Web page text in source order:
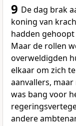
9 De dag brak
koning van
hadden
Maar de rollen
overweldigden
elkaar om zich
aanvallers,
was bang voor
andere